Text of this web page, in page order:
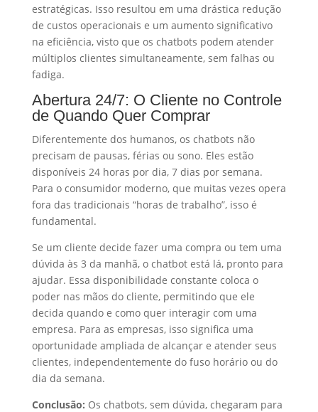
estratégicas. Isso resultou em uma drástica redução
de custos operacionais e um aumento significativo
na eficiência, visto que os chatbots podem atender
múltiplos clientes simultaneamente, sem falhas ou
fadiga.
Abertura 24/7: O Cliente no Controle
de Quando Quer Comprar
Diferentemente dos humanos, os chatbots não
precisam de pausas, férias ou sono. Eles estão
disponíveis 24 horas por dia, 7 dias por semana.
Para o consumidor moderno, que muitas vezes opera
fora das tradicionais “horas de trabalho”, isso é
fundamental.
Se um cliente decide fazer uma compra ou tem uma
dúvida às 3 da manhã, o chatbot está lá, pronto para
ajudar. Essa disponibilidade constante coloca o
poder nas mãos do cliente, permitindo que ele
decida quando e como quer interagir com uma
empresa. Para as empresas, isso significa uma
oportunidade ampliada de alcançar e atender seus
clientes, independentemente do fuso horário ou do
dia da semana.
Conclusão: Os chatbots, sem dúvida, chegaram para